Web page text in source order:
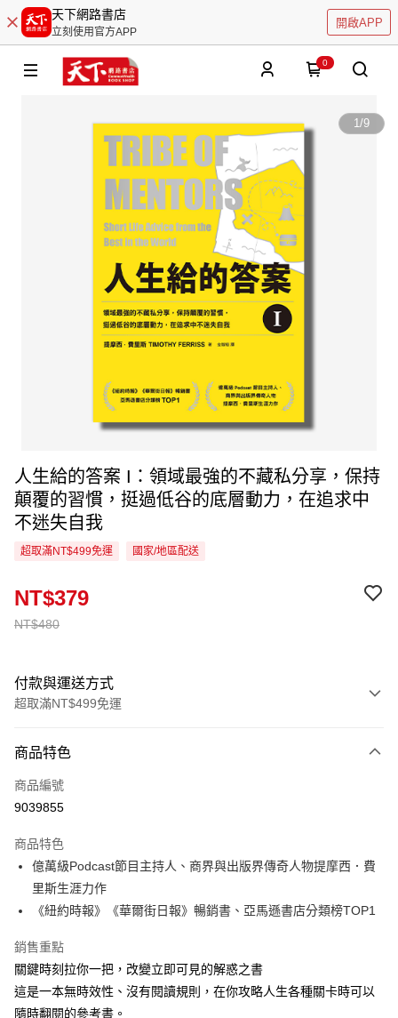
天下網路書店
立刻使用官方APP
開啟APP
0
1/9
人生給的答案 I：領域最強的不藏私分享，保持
顛覆的習慣，挺過低谷的底層動力，在追求中
不迷失自我
超取滿NT$499免運 國家/地區配送
NT$480
NT$379
付款與運送方式
超取滿NT$499免運
信用卡一次付款
超商取貨付款
Apple Pay
街口支付
ATM付款
商品特色
商品編號
9039855
商品特色
億萬級Podcast節目主持人、商界與出版界傳奇人物提摩西．費
里斯生涯力作
《紐約時報》《華爾街日報》暢銷書、亞馬遜書店分類榜TOP1
銷售重點
關鍵時刻拉你一把，改變立即可見的解惑之書
這是一本無時效性、沒有閱讀規則，在你攻略人生各種關卡時可以
隨時翻閱的參考書。